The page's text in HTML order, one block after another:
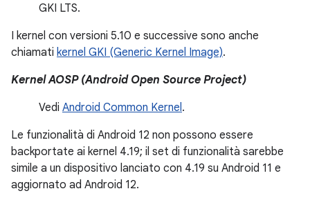
GKI LTS.
I kernel con versioni 5.10 e successive sono anche
chiamati kernel GKI (Generic Kernel Image).
Kernel AOSP (Android Open Source Project)
Vedi Android Common Kernel.
Le funzionalità di Android 12 non possono essere
backportate ai kernel 4.19; il set di funzionalità sarebbe
simile a un dispositivo lanciato con 4.19 su Android 11 e
aggiornato ad Android 12.